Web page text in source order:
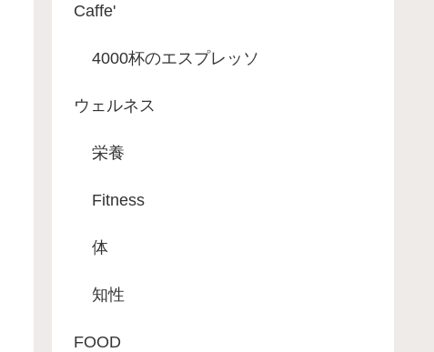
Caffe'
4000杯のエスプレッソ
ウェルネス
栄養
Fitness
体
知性
FOOD